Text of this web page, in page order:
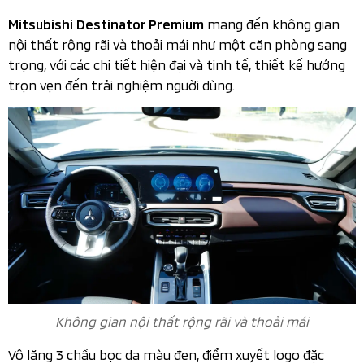
Mitsubishi Destinator Premium mang đến không gian
nội thất rộng rãi và thoải mái như một căn phòng sang
trọng, với các chi tiết hiện đại và tinh tế, thiết kế hướng
trọn vẹn đến trải nghiệm người dùng.
Không gian nội thất rộng rãi và thoải mái
Vô lăng 3 chấu bọc da màu đen, điểm xuyết logo đặc